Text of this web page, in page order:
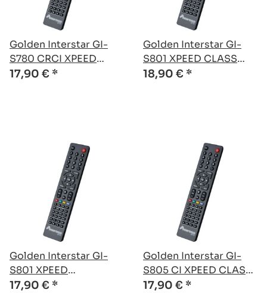
Golden Interstar GI-
S780 CRCI XPEED
CLASS kompatible
17,90 € *
Golden Interstar GI-
S801 XPEED CLASS
kompatible Ersatz
18,90 € *
Golden Interstar GI-
S801 XPEED
kompatible Ersatz
17,90 € *
Golden Interstar GI-
S805 CI XPEED CLASS
kompatible Ersatz
17,90 € *